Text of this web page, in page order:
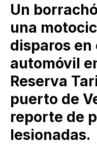
Un
una
disparos en
automóvil
Reserva
puerto de
reporte de
lesionadas.